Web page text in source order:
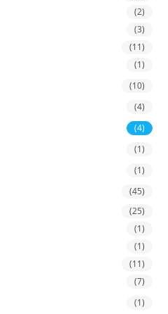
(2)
(3)
(11)
(1)
(10)
(4)
(4)
(1)
(1)
(45)
(25)
(1)
(1)
(11)
(7)
(1)